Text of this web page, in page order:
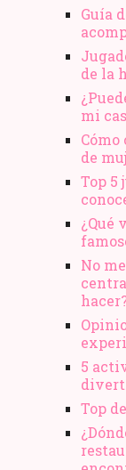
Guía
de la
mi
de
Top 5
¿Qué
No
5
Top